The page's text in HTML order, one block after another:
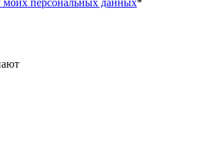
моих персональных данных*